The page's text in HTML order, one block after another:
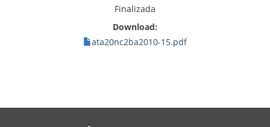
Finalizada
Download:
ata20nc2ba2010-15.pdf